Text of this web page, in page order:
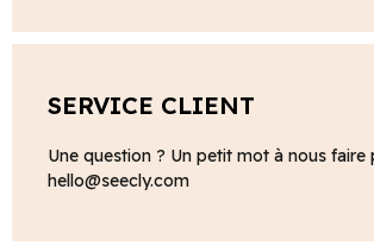
SERVICE CLIENT
Une question ? Un petit mot à nous faire
hello@seecly.com